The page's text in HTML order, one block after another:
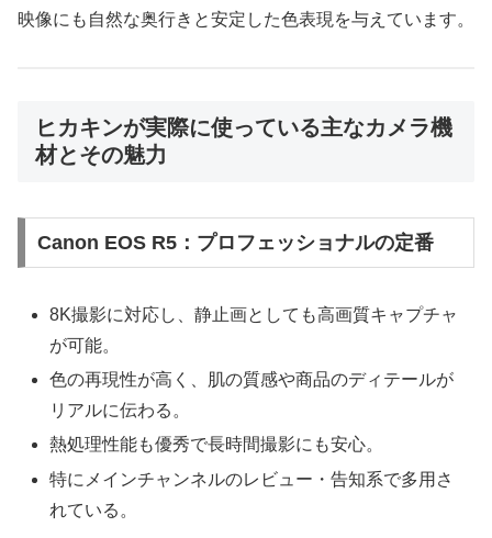
映像にも自然な奥行きと安定した色表現を与えています。
ヒカキンが実際に使っている主なカメラ機
材とその魅力
Canon EOS R5：プロフェッショナルの定番
8K撮影に対応し、静止画としても高画質キャプチャ
が可能。
色の再現性が高く、肌の質感や商品のディテールが
リアルに伝わる。
熱処理性能も優秀で長時間撮影にも安心。
特にメインチャンネルのレビュー・告知系で多用さ
れている。